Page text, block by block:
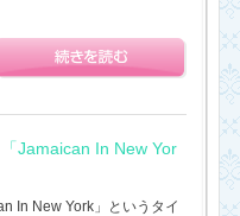
Jamaican In New Yor
In New York」というタイ